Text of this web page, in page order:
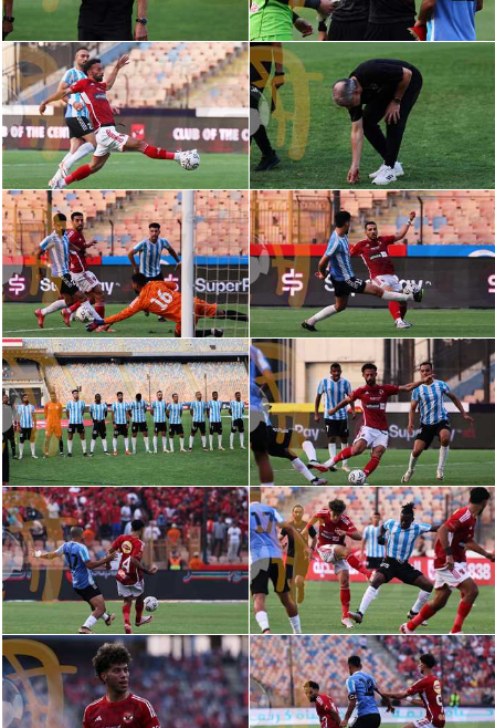
كرة طائرة
الوطن العربي
في المونديال
رياضة نسائية
آسيا
أمريكا
ركن الألعاب
أقسام خاصة
Gamers
ميركاتو
تحقيق في الجول
تقرير في الجول
تحليل في الجول
حكايات في الجول
كويز في الجول
فيديو في الجول